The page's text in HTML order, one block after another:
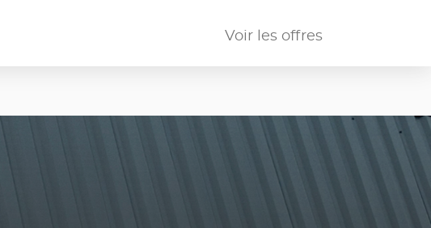
Voir les offres